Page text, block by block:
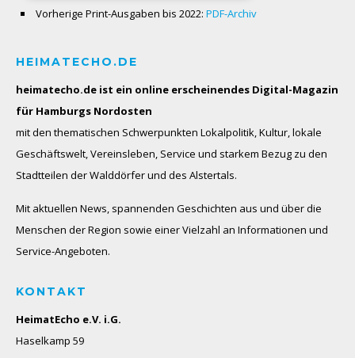
Vorherige Print-Ausgaben bis 2022: PDF-Archiv
HEIMATECHO.DE
heimatecho.de ist ein online erscheinendes Digital-Magazin
für Hamburgs Nordosten
mit den thematischen Schwerpunkten Lokalpolitik, Kultur, lokale
Geschäftswelt, Vereinsleben, Service und starkem Bezug zu den
Stadtteilen der Walddörfer und des Alstertals.
Mit aktuellen News, spannenden Geschichten aus und über die
Menschen der Region sowie einer Vielzahl an Informationen und
Service-Angeboten.
KONTAKT
HeimatEcho e.V. i.G.
Haselkamp 59